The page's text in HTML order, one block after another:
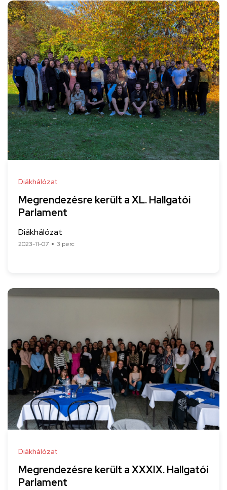
Diákhálózat
Megrendezésre került a XL. Hallgatói
Parlament
Diákhálózat
2023-11-07 3 perc
Diákhálózat
Megrendezésre került a XXXIX. Hallgatói
Parlament